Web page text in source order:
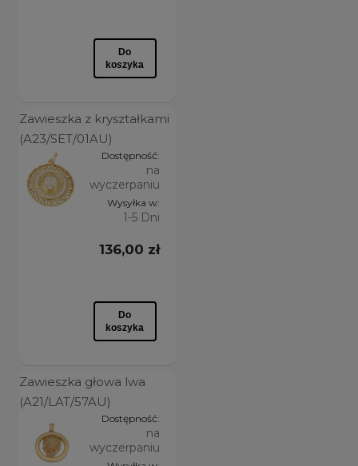
Do
koszyka
Zawieszka z kryształkami
(A23/SET/01AU)
Dostępność:
na
wyczerpaniu
Wysyłka w:
1-5 Dni
136,00 zł
Do
koszyka
Zawieszka głowa lwa
(A21/LAT/57AU)
Dostępność:
na
wyczerpaniu